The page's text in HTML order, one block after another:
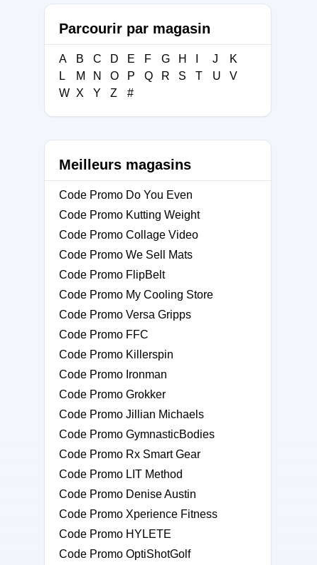
Parcourir par magasin
A B C D E F G H J
K
L
M N O P Q R S T U
V
W X Y Z #
Meilleurs magasins
Code Promo Do You Even
Code Promo Kutting Weight
Code Promo Collage Video
Code Promo We Sell Mats
Code Promo FlipBelt
Code Promo My Cooling Store
Code Promo Versa Gripps
Code Promo FFC
Code Promo Killerspin
Code Promo Ironman
Code Promo Grokker
Code Promo Jillian Michaels
Code Promo GymnasticBodies
Code Promo Rx Smart Gear
Code Promo LIT Method
Code Promo Denise Austin
Code Promo Xperience Fitness
Code Promo HYLETE
Code Promo OptiShotGolf